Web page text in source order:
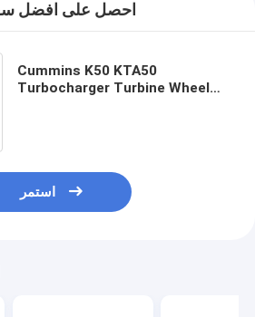
احصل على افضل
Cummins K50 KTA50
Turbocharger Turbine Wheel
استمر